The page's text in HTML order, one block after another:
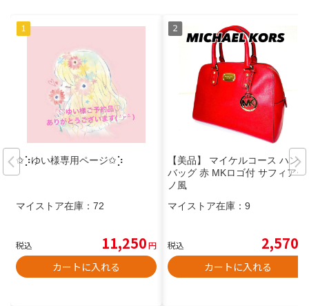
✩⡱ゆい様専用ページ✩⡱
マイストア在庫： 72
税込 11,250円
カートに入れる
【美品】 マイケルコース ハンド
バッグ 赤 MKロゴ付 サフィアー
ノ風
マイストア在庫： 9
税込 2,570
カートに入れる